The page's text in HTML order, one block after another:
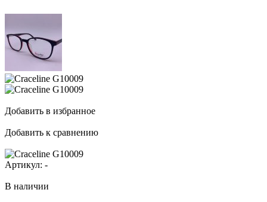
Добавить в избранное
Добавить к сравнению
Артикул: -
В наличии